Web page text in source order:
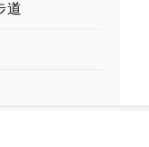
道